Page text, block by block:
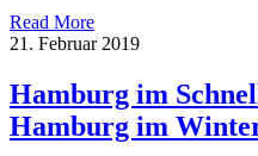
Read More
21. Februar 2019
Hamburg im
Hamburg im